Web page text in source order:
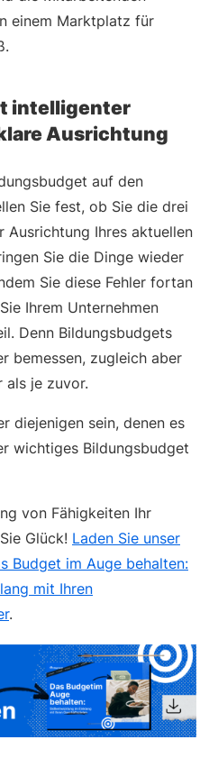
einem Marktplatz für
intelligenter
Ausrichtung
auf den
Sie fest, ob Sie die drei
Ausrichtung Ihres aktuellen
Sie die Dinge wieder
Sie diese Fehler fortan
Ihrem Unternehmen
Denn Bildungsbudgets
bemessen, zugleich aber
als je zuvor.
diejenigen sein, denen es
wichtiges Bildungsbudget
von Fähigkeiten Ihr
Glück! Laden Sie unser
Budget im Auge behalten:
mit Ihren
.